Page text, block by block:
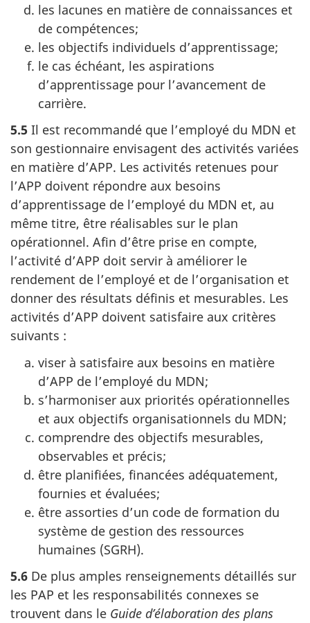
les lacunes en matière de connaissances et
de compétences;
les objectifs individuels d’apprentissage;
le cas échéant, les aspirations
d’apprentissage pour l’avancement de
carrière.
5.5 Il est recommandé que l’employé du MDN et
son gestionnaire envisagent des activités variées
en matière d’APP. Les activités retenues pour
l’APP doivent répondre aux besoins
d’apprentissage de l’employé du MDN et, au
même titre, être réalisables sur le plan
opérationnel. Afin d’être prise en compte,
l’activité d’APP doit servir à améliorer le
rendement de l’employé et de l’organisation et
donner des résultats définis et mesurables. Les
activités d’APP doivent satisfaire aux critères
suivants :
viser à satisfaire aux besoins en matière
d’APP de l’employé du MDN;
s’harmoniser aux priorités opérationnelles
et aux objectifs organisationnels du MDN;
comprendre des objectifs mesurables,
observables et précis;
être planifiées, financées adéquatement,
fournies et évaluées;
être assorties d’un code de formation du
système de gestion des ressources
humaines (SGRH).
5.6 De plus amples renseignements détaillés sur
les PAP et les responsabilités connexes se
trouvent dans le Guide d’élaboration des plans